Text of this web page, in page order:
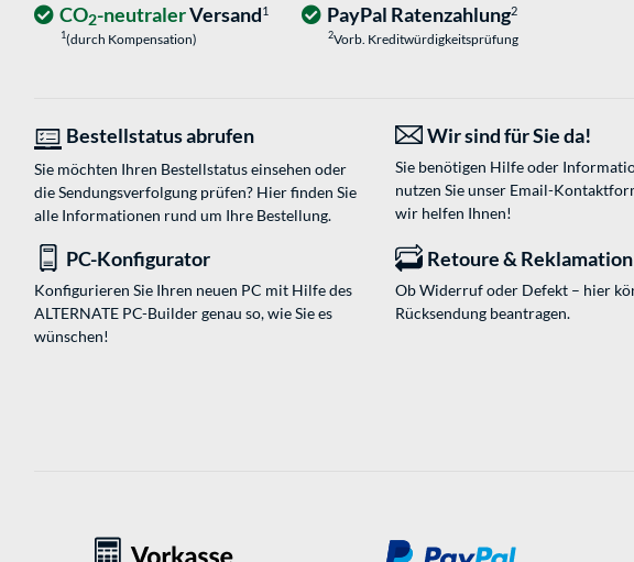
CO2-neutralerVersand1
1(durch Kompensation)
PayPal Ratenzahlung2
2Vorb. Kreditwürdigkeitsprüfung
Bestellstatus abrufen
Sie möchten Ihren Bestellstatus einsehen oder
die Sendungsverfolgung prüfen? Hier finden Sie
alle Informationen rund um Ihre Bestellung.
Wir sind für Sie da!
Sie benötigen Hilfe oder
nutzen Sie unser Email-
wir helfen Ihnen!
PC-Konfigurator
Konfigurieren Sie Ihren neuen PC mit Hilfe des
ALTERNATE PC-Builder genau so, wie Sie es
wünschen!
Retoure & Reklamation
Ob Widerruf oder Defekt – hier
Rücksendung beantragen.